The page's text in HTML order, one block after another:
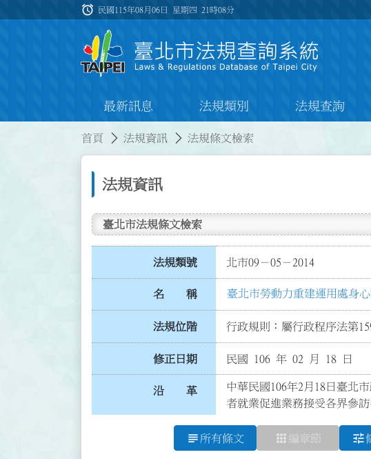
:::
alarm 民國115年08月06日 星期四21時08分
最新訊息 法規類別 法規查詢
首頁 法規資訊 法規條文檢索
法規資訊
臺北市法規條文檢索
法規類號 北市09－05－2014
名 稱 臺北市勞動力重建運用處身
法規位階 行政規則：屬行政程序法第
修正日期 民國 106 年 02 月 18 日
沿 革
中華民國106年2月18日臺北
者就業促進業務接受各界參
subject 所有條文 apps 編章節 tune